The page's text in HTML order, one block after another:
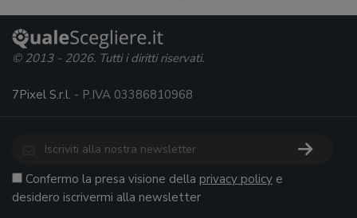
© 2013 - 2026. Tutti i diritti riservati.
7Pixel S.r.l. - P.IVA 03386810968
Confermo la presa visione della privacy policy e
desidero iscrivermi alla newsletter